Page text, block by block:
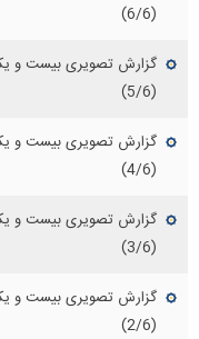
(6/6)
گزارش تصویری بیست و
(5/6)
گزارش تصویری بیست و
(4/6)
گزارش تصویری بیست و
(3/6)
گزارش تصویری بیست و
(2/6)